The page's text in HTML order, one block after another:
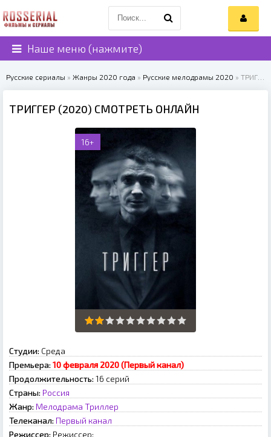
Наше меню (нажмите)
Русские сериалы » Жанры 2020 года » Русские мелодрамы 2020 » ТРИГГЕР (2020)
ТРИГГЕР (2020) СМОТРЕТЬ ОНЛАЙН
16+
Студии: Среда
Премьера: 10 февраля 2020 (Первый канал)
Продолжительность: 16 серий
Страны: Россия
Жанр: Мелодрама Триллер
Телеканал: Первый канал
Режиссер: Режиссер: